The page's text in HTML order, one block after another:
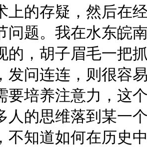
上的存疑，然后在
问题。我在水东皖
的，胡子眉毛一把
发问连连，则很容
要培养注意力，这
人的思维落到某一
不知道如何在历史